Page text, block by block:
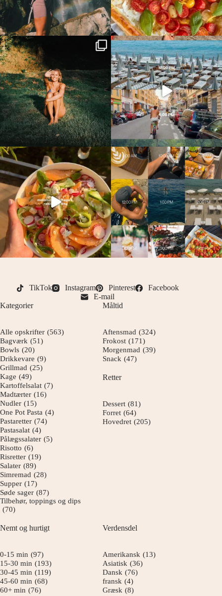
TikTok Instagram Pinterest
Facebook
E-mail
Kategorier
Alle opskrifter (563)
Bagværk (51)
Bowls (20)
Drikkevare (9)
Grillmad (25)
Kage (49)
Kartoffelsalat (7)
Madtærter (16)
Nudler (15)
One Pot Pasta (4)
Pastaretter (74)
Pastasalat (4)
Pålægssalater (5)
Risotto (6)
Risretter (19)
Salater (89)
Simremad (28)
Supper (17)
Søde sager (87)
Tilbehør, toppings og dips
(70)
Måltid
Aftensmad (324)
Frokost (171)
Morgenmad (39)
Snack (47)
Retter
Dessert (81)
Forret (64)
Hovedret (205)
Nemt og hurtigt
0-15 min (97)
15-30 min (193)
30-45 min (119)
45-60 min (68)
60+ min (76)
Verdensdel
Amerikansk (13)
Asiatisk (36)
Dansk (76)
fransk (4)
Græsk (8)